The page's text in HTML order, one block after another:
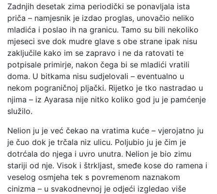
Zadnjih desetak zima periodički se ponavljala ista
priča – namjesnik je izdao proglas, unovačio neliko
mladića i poslao ih na granicu. Tamo su bili nekoliko
mjeseci sve dok mudre glave s obe strane ipak nisu
zaključile kako im se zapravo i ne da ratovati te
potpisale primirje, nakon čega bi se mladići vratili
doma. U bitkama nisu sudjelovali – eventualno u
nekom pograničnoj pljački. Rijetko je tko nastradao u
njima – iz Ayarasa nije nitko koliko god ju je pamćenje
služilo.
Nelion ju je već čekao na vratima kuće – vjerojatno ju
je čuo dok je trčala niz ulicu. Poljubio ju je čim je
dotrćala do njega i uvro unutra. Nelion je bio zimu
stariji od nje. Visok i štrkljast, smeđe kose do ramena i
veselog osmjeha tek s povremenom naznakom
cinizma – u svakodnevnoj je odjeći izgledao više